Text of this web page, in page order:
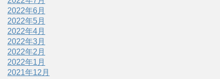
2022年6月
2022年5月
2022年4月
2022年3月
2022年2月
2022年1月
2021年12月